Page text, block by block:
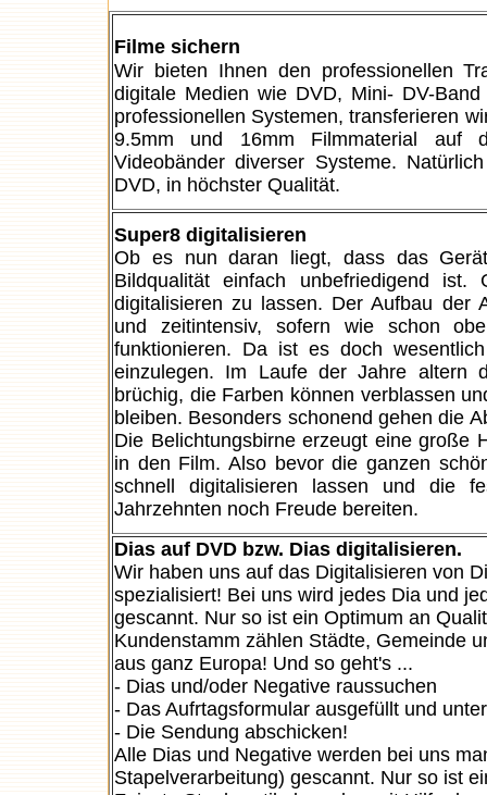
Filme sichern
Wir bieten Ihnen den professionellen
digitale Medien wie DVD, Mini- DV-
professionellen Systemen, transferieren
9.5mm und 16mm Filmmaterial auf
Videobänder diverser Systeme.
DVD, in höchster Qualität.
Super8 digitalisieren
Ob es nun daran liegt, dass das
Bildqualität einfach unbefriedigend
digitalisieren zu lassen. Der Aufbau der
und zeitintensiv, sofern wie schon
funktionieren. Da ist es doch
einzulegen. Im Laufe der Jahre altern
brüchig, die Farben können verblassen
bleiben. Besonders schonend gehen die
Die Belichtungsbirne erzeugt eine große
in den Film. Also bevor die ganzen
schnell digitalisieren lassen und die
Jahrzehnten noch Freude bereiten.
Dias auf DVD bzw. Dias digitalisieren.
Wir haben uns auf das Digitalisieren von
spezialisiert! Bei uns wird jedes Dia und
gescannt. Nur so ist ein Optimum an
Kundenstamm zählen Städte, Gemeinde
aus ganz Europa! Und so geht's ...
- Dias und/oder Negative raussuchen
- Das Aufrtagsformular ausgefüllt und
- Die Sendung abschicken!
Alle Dias und Negative werden bei uns
Stapelverarbeitung) gescannt. Nur so ist